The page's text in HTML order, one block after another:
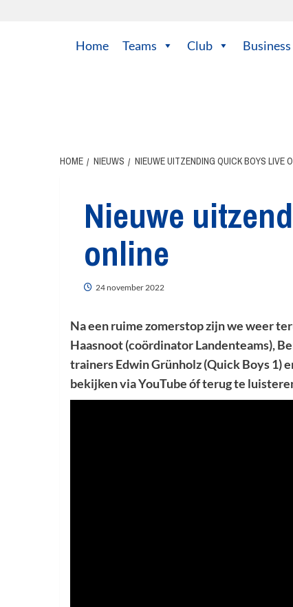
Home Teams Club Business
HOME NIEUWS NIEUWE UITZENDING QUICK BOYS LIVE
Nieuwe
online
24 november 2022
Na een ruime zomerstop zijn we weer
Haasnoot (coördinator Landenteams),
trainers Edwin Grünholz (Quick Boys 1)
bekijken via YouTube óf terug te